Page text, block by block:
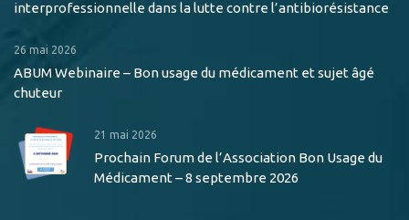
interprofessionnelle dans la lutte contre l’antibiorésistance
26 mai 2026
ABUM Webinaire – Bon usage du médicament et sujet âgé
chuteur
21 mai 2026
Prochain Forum de l’Association Bon Usage du
Médicament – 8 septembre 2026